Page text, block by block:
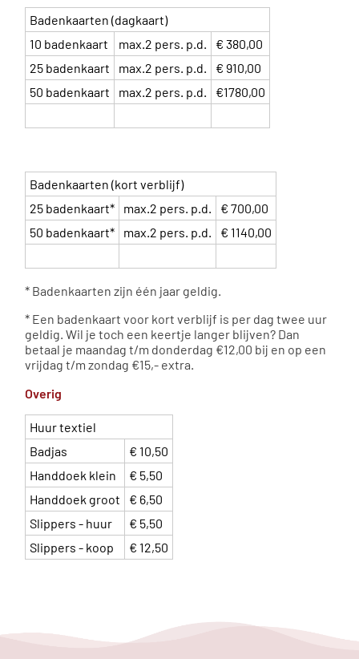
Badenkaarten (dagkaart)
10 badenkaart
max.2 pers. p.d.
€ 380,00
25 badenkaart
max.2 pers. p.d.
€ 910,00
50 badenkaart
max.2 pers. p.d. €1780,00
Badenkaarten (kort verblijf)
25 badenkaart*
max.2 pers. p.d.
€ 700,00
50 badenkaart*
max.2 pers. p.d. € 1140,00
* Badenkaarten zijn één jaar geldig.
* Een badenkaart voor kort verblijf is per dag twee uur
geldig. Wil je toch een keertje langer blijven? Dan
betaal je maandag t/m donderdag €12,00 bij en op een
vrijdag t/m zondag €15,- extra.
Overig
Huur textiel
Badjas
€ 10,50
Handdoek klein
€ 5,50
Handdoek groot
€ 6,50
Slippers - huur
€ 5,50
Slippers - koop
€ 12,50